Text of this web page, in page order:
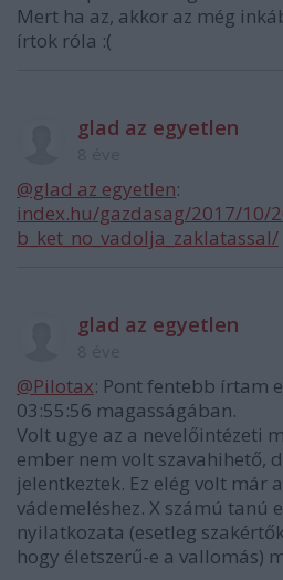
Mert ha az, akkor az még
írtok róla :(
glad az egyetlen
@glad az egyetlen:
index.hu/gazdasag/2017/10/
b_ket_no_vadolja_zaklatassal/
glad az egyetlen
@Pilotax: Pont fentebb írtam
03:55:56 magasságában.
Volt ugye az a nevelőintézeti
ember nem volt szavahihető,
jelentkeztek. Ez elég volt már
vádemeléshez. X számú tanú
nyilatkozata (esetleg
hogy életszerű-e a vallomás)